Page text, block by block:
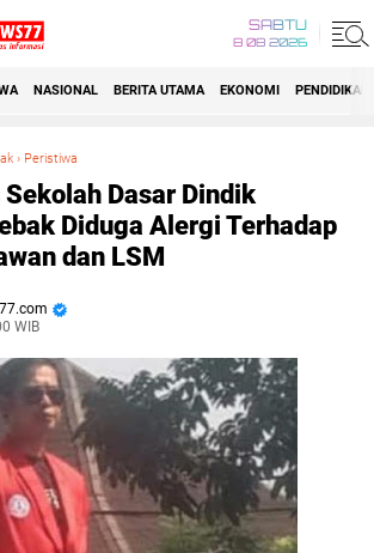
SABTU
8 08 2026
NASIONAL BERITA UTAMA EKONOMI PENDIDIKAN
› Peristiwa
Dasar Dindik
Diduga Alergi Terhadap
dan LSM
WIB